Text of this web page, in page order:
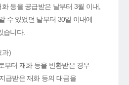
등을 공급받은 날부터 3월 이내,
수 있었던 날부터 30일 이내에
습니다.
과)
부터 재화 등을 반환받은 경우
급받은 재화 등의 대금을